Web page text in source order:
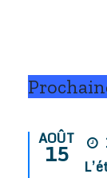
AOÛT
15